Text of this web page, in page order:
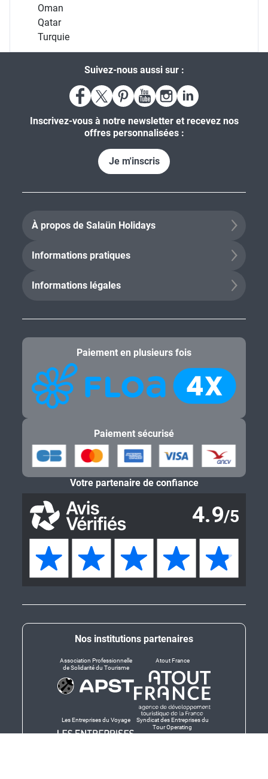
Oman
Qatar
Turquie
Suivez-nous aussi sur :
Inscrivez-vous à notre newsletter et recevez nos
offres personnalisées :
Je m'inscris
À propos de Salaün Holidays
Informations pratiques
Informations légales
Nos institutions partenaires
Association Professionnelle
de Solidarité du Tourisme
Atout France
Les Entreprises du Voyage
Syndicat des Entreprises du
Tour Operating
Paiement en plusieurs fois
Paiement sécurisé
Votre partenaire de confiance